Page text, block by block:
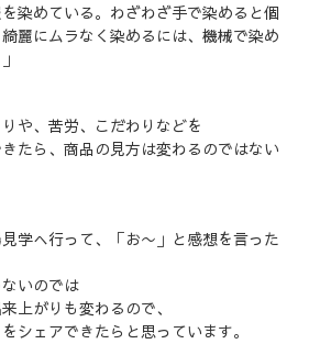
染めている。わざわざ手で染めると個
麗にムラなく染めるには、機械で染め
や、苦労、こだわりなどを
たら、商品の見方は変わるのではない
学へ行って、「お〜」と感想を言った
いのでは
上がりも変わるので、
シェアできたらと思っています。